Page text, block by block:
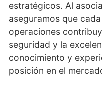
estratégicos. Al
aseguramos que
operaciones
seguridad y la
conocimiento y
posición en el